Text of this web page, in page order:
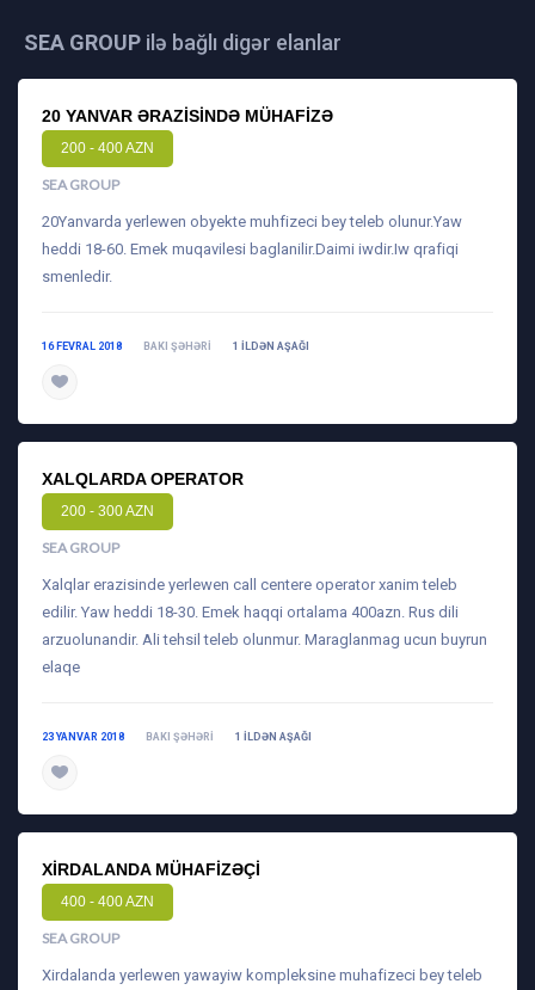
SEA GROUP ilə bağlı digər elanlar
20 YANVAR ƏRAZISINDƏ MÜHAFIZƏ
200 - 400 AZN
SEA GROUP
20Yanvarda yerlewen obyekte muhfizeci bey teleb olunur.Yaw
heddi 18-60. Emek muqavilesi baglanilir.Daimi iwdir.Iw qrafiqi
smenledir.
16 FEVRAL 2018 BAKI ŞƏHƏRI 1 ILDƏN AŞAĞI
XALQLARDA OPERATOR
200 - 300 AZN
SEA GROUP
Xalqlar erazisinde yerlewen call centere operator xanim teleb
edilir. Yaw heddi 18-30. Emek haqqi ortalama 400azn. Rus dili
arzuolunandir. Ali tehsil teleb olunmur. Maraglanmag ucun buyrun
elaqe
23 YANVAR 2018 BAKI ŞƏHƏRI 1 ILDƏN AŞAĞI
XIRDALANDA MÜHAFIZƏÇI
400 - 400 AZN
SEA GROUP
Xirdalanda yerlewen yawayiw kompleksine muhafizeci bey teleb